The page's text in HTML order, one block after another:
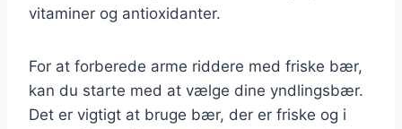
vitaminer og antioxidanter.
For at forberede arme riddere med friske bær,
kan du starte med at vælge dine yndlingsbær.
Det er vigtigt at bruge bær, der er friske og i